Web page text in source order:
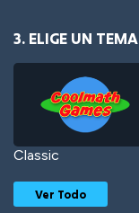
3. ELIGE UN TEMA
Classic
Ver Todo